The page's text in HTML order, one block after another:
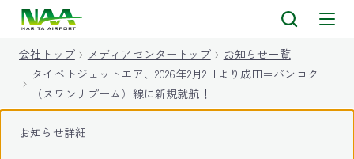
会社トップ メディアセンタートップ
お知らせ一覧
タイベトジェットエア、2026年2月2日より成田＝バンコク
（スワンナプーム）線に新規就航！
お知らせ詳細